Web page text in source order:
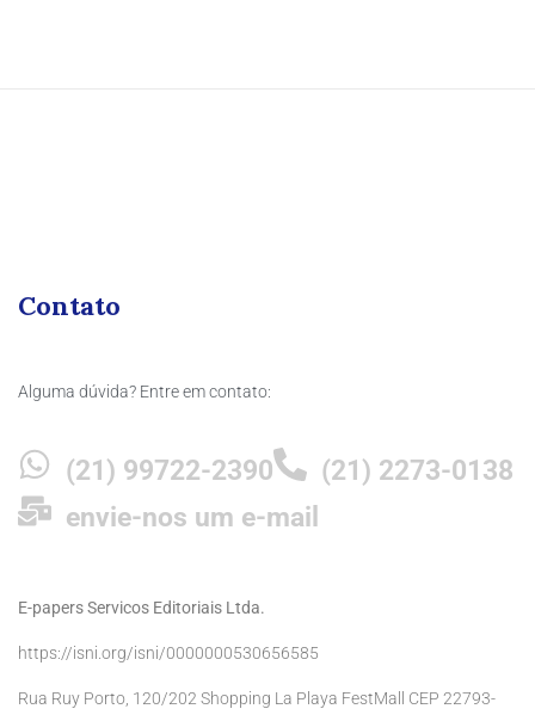
Contato
Alguma dúvida? Entre em contato:
(21) 99722-2390
(21) 2273-0138
envie-nos um e-mail
E-papers Servicos Editoriais Ltda.
https://isni.org/isni/0000000530656585
Rua Ruy Porto, 120/202 Shopping La Playa FestMall CEP 22793-